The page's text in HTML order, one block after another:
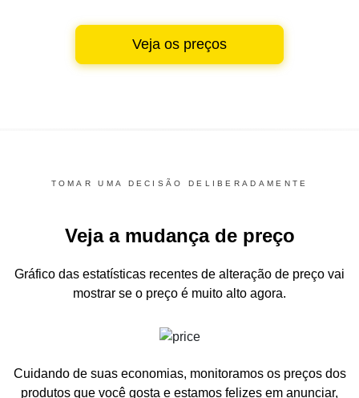
Veja os preços
TOMAR UMA DECISÃO DELIBERADAMENTE
Veja a mudança de preço
Gráfico das estatísticas recentes de alteração de preço vai
mostrar se o preço é muito alto agora.
Cuidando de suas economias, monitoramos os preços dos
produtos que você gosta e estamos felizes em anunciar,